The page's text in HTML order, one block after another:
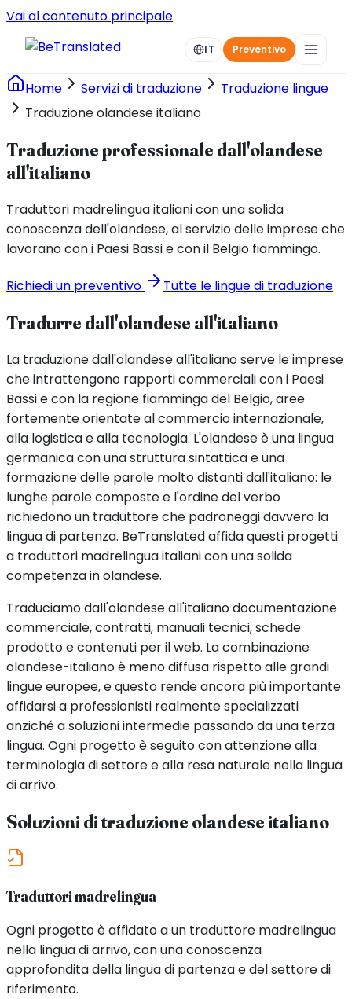
Vai al contenuto principale
IT Preventivo
Home Servizi di traduzione
Traduzione lingue
Traduzione olandese italiano
Traduzione professionale dall'olandese
all'italiano
Traduttori madrelingua italiani con una solida
conoscenza dell'olandese, al servizio delle imprese che
lavorano con i Paesi Bassi e con il Belgio fiammingo.
Richiedi un preventivo Tutte le lingue di traduzione
Tradurre dall'olandese all'italiano
La traduzione dall'olandese all'italiano serve le imprese
che intrattengono rapporti commerciali con i Paesi
Bassi e con la regione fiamminga del Belgio, aree
fortemente orientate al commercio internazionale,
alla logistica e alla tecnologia. L'olandese è una lingua
germanica con una struttura sintattica e una
formazione delle parole molto distanti dall'italiano: le
lunghe parole composte e l'ordine del verbo
richiedono un traduttore che padroneggi davvero la
lingua di partenza. BeTranslated affida questi progetti
a traduttori madrelingua italiani con una solida
competenza in olandese.
Traduciamo dall'olandese all'italiano documentazione
commerciale, contratti, manuali tecnici, schede
prodotto e contenuti per il web. La combinazione
olandese-italiano è meno diffusa rispetto alle grandi
lingue europee, e questo rende ancora più importante
affidarsi a professionisti realmente specializzati
anziché a soluzioni intermedie passando da una terza
lingua. Ogni progetto è seguito con attenzione alla
terminologia di settore e alla resa naturale nella lingua
di arrivo.
Soluzioni di traduzione olandeseitaliano
Traduttori madrelingua
Ogni progetto è affidato a un traduttore madrelingua
nella lingua di arrivo, con una conoscenza
approfondita della lingua di partenza e del settore di
riferimento.